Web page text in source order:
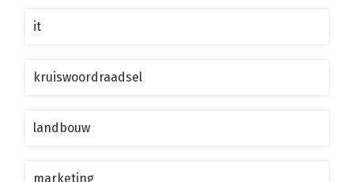
it
kruiswoordraadsel
landbouw
marketing